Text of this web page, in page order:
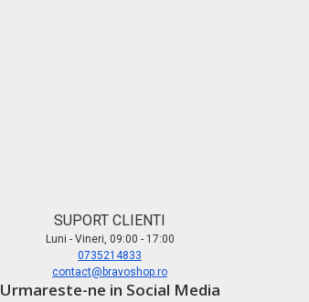
SUPORT CLIENTI
Luni - Vineri, 09:00 - 17:00
0735214833
contact@bravoshop.ro
Urmareste-ne in Social Media